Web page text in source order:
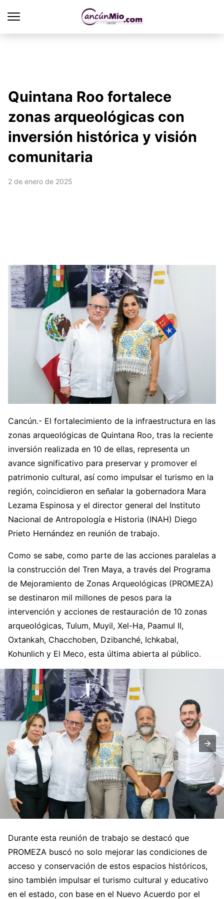
Quintana Roo fortalece
zonas arqueológicas con
inversión histórica y visión
comunitaria
2 de enero de 2025
Cancún.- El fortalecimiento de la infraestructura en las
zonas arqueológicas de Quintana Roo, tras la reciente
inversión realizada en 10 de ellas, representa un
avance significativo para preservar y promover el
patrimonio cultural, así como impulsar el turismo en la
región, coincidieron en señalar la gobernadora Mara
Lezama Espinosa y el director general del Instituto
Nacional de Antropología e Historia (INAH) Diego
Prieto Hernández en reunión de trabajo.
Como se sabe, como parte de las acciones paralelas a
la construcción del Tren Maya, a través del Programa
de Mejoramiento de Zonas Arqueológicas (PROMEZA)
se destinaron mil millones de pesos para la
intervención y acciones de restauración de 10 zonas
arqueológicas, Tulum, Muyil, Xel-Ha, Paamul II,
Oxtankah, Chacchoben, Dzibanché, Ichkabal,
Kohunlich y El Meco, esta última abierta al público.
Durante esta reunión de trabajo se destacó que
PROMEZA buscó no solo mejorar las condiciones de
acceso y conservación de estos espacios históricos,
sino también impulsar el turismo cultural y educativo
en el estado, con base en el Nuevo Acuerdo por el